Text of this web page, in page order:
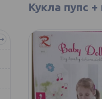
Кукла пупс